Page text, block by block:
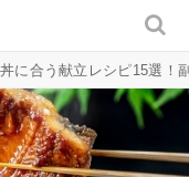
に合う献立レシピ15選！